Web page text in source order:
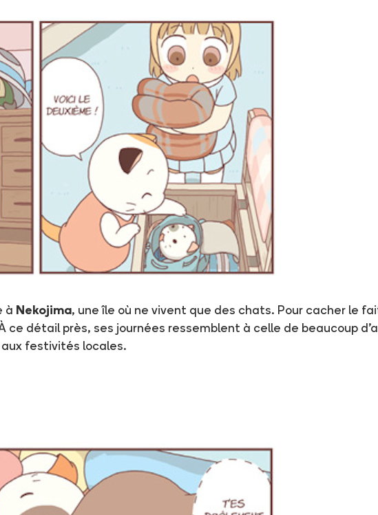
à Nekojima, une île où ne vivent que des chats. Pour cacher le
détail près, ses journées ressemblent à celle de beaucoup
festivités locales.